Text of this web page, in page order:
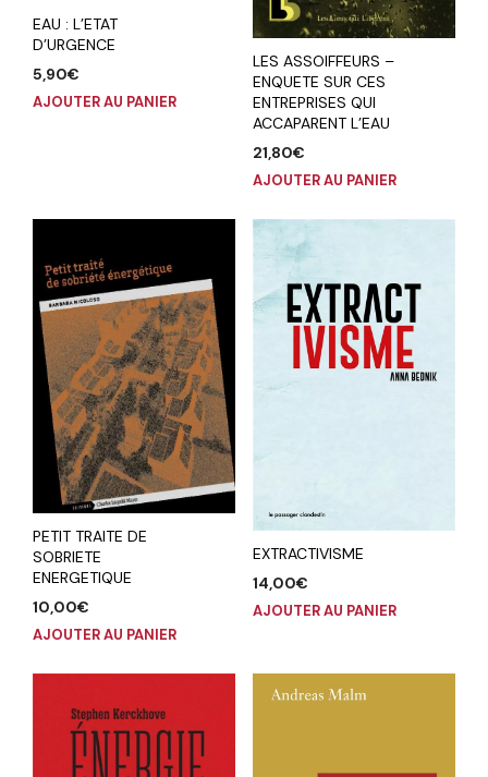
EAU : L’ETAT
D’URGENCE
5,90€
AJOUTER AU PANIER
LES ASSOIFFEURS –
ENQUETE SUR CES
ENTREPRISES QUI
ACCAPARENT L’EAU
21,80€
AJOUTER AU PANIER
PETIT TRAITE DE
SOBRIETE
ENERGETIQUE
10,00€
AJOUTER AU PANIER
EXTRACTIVISME
14,00€
AJOUTER AU PANIER